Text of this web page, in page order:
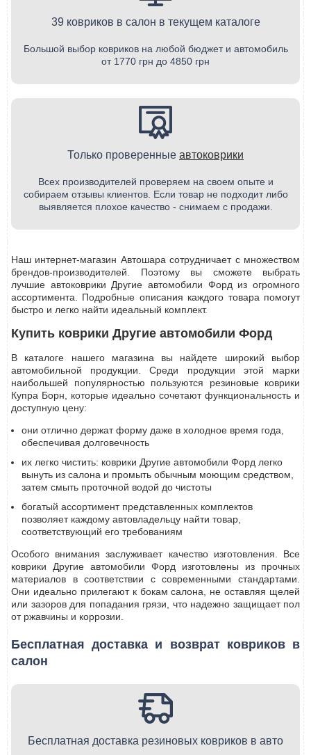
39 ковриков в салон в текущем каталоге
Большой выбор ковриков на любой бюджет и автомобиль
от 1770 грн до 4850 грн
Только проверенные автоковрики
Всех производителей проверяем на своем опыте и
собираем отзывы клиентов. Если товар не подходит либо
выявляется плохое качество - снимаем с продажи.
Наш интернет-магазин Автошара сотрудничает с множеством
брендов-производителей. Поэтому вы сможете выбрать
лучшие автоковрики Другие автомобили Форд из огромного
ассортимента. Подробные описания каждого товара помогут
быстро и легко найти идеальный комплект.
Купить коврики Другие автомобили Форд
В каталоге нашего магазина вы найдете широкий выбор
автомобильной продукции. Среди продукции этой марки
наибольшей популярностью пользуются резиновые коврики
Купра Борн, которые идеально сочетают функциональность и
доступную цену:
они отлично держат форму даже в холодное время года,
обеспечивая долговечность
их легко чистить: коврики Другие автомобили Форд легко
вынуть из салона и промыть обычным моющим средством,
затем смыть проточной водой до чистоты
богатый ассортимент представленных комплектов
позволяет каждому автовладельцу найти товар,
соответствующий его требованиям
Особого внимания заслуживает качество изготовления. Все
коврики Другие автомобили Форд изготовлены из прочных
материалов в соответствии с современными стандартами.
Они идеально прилегают к бокам салона, не оставляя щелей
или зазоров для попадания грязи, что надежно защищает пол
от ржавчины и коррозии.
Бесплатная доставка и возврат ковриков в
салон
Бесплатная доставка резиновых ковриков в авто